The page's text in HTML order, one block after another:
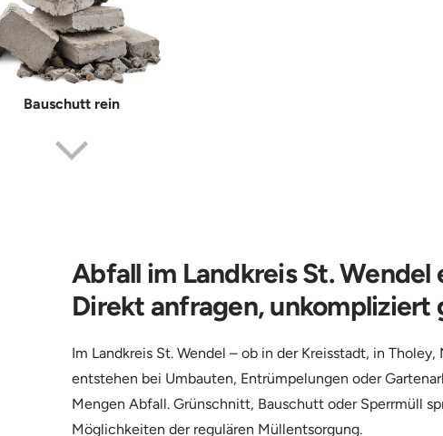
Bauschutt rein
Abfall im Landkreis St. Wendel
Direkt anfragen, unkompliziert
Im Landkreis St. Wendel – ob in der Kreisstadt, in
entstehen bei Umbauten, Entrümpelungen oder
Mengen Abfall. Grünschnitt, Bauschutt oder Sperrmüll
Möglichkeiten der regulären Müllentsorgung.